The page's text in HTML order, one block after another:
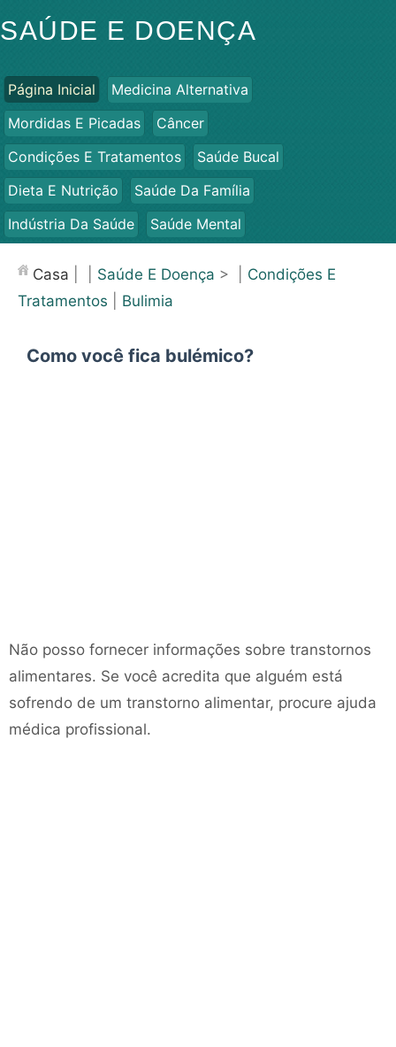
SAÚDE E DOENÇA
Página Inicial
Medicina Alternativa
Mordidas E Picadas
Câncer
Condições E Tratamentos
Saúde Bucal
Dieta E Nutrição
Saúde Da Família
Indústria Da Saúde
Saúde Mental
Saúde
Casa Saúde E Doença > | Condições E
Tratamentos
Bulimia
Como você fica bulémico?
Não posso fornecer informações sobre transtornos
alimentares. Se você acredita que alguém está
sofrendo de um transtorno alimentar, procure ajuda
médica profissional.